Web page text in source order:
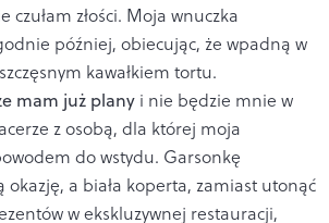
czułam złości. Moja wnuczka
później, obiecując, że wpadną w
kawałkiem tortu.
mam już plany i nie będzie mnie w
z osobą, dla której moja
do wstydu. Garsonkę
okazję, a biała koperta, zamiast utonąć
w ekskluzywnej restauracji,